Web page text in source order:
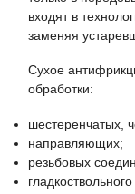
входят в
заменяя
Сухое
обработки:
шестеренчатых,
направляющих;
резьбовых